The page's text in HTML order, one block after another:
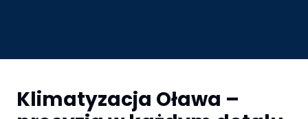
Klimatyzacja Oława –